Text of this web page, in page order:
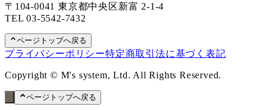
〒104-0041 東京都中央区新富 2-1-4
TEL03-5542-7432
ページトップへ戻る
プライバシーポリシー特定商取引法に基づく表記
Copyright © M's system, Ltd. All Rights Reserved.
ページトップへ戻る